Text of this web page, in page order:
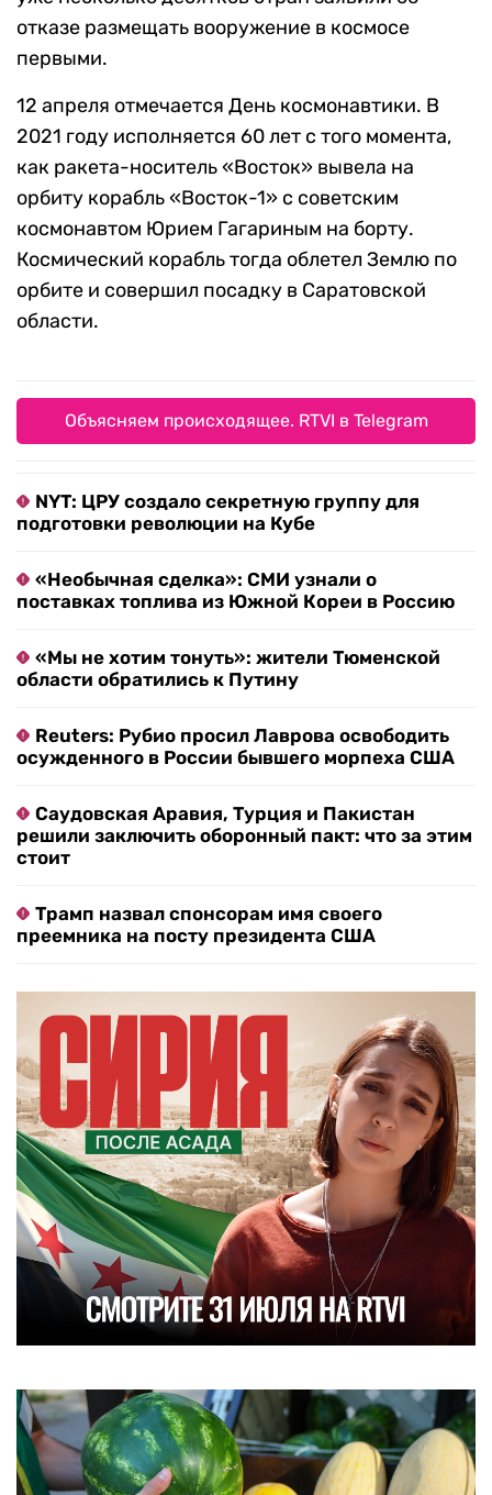
отказе размещать вооружение в космосе
первыми.
12 апреля отмечается День космонавтики. В
2021 году исполняется 60 лет с того момента,
как ракета-носитель «Восток» вывела на
орбиту корабль «Восток-1» с советским
космонавтом Юрием Гагариным на борту.
Космический корабль тогда облетел Землю по
орбите и совершил посадку в Саратовской
области.
Объясняем происходящее. RTVI в Telegram
NYT: ЦРУ создало секретную группу для
подготовки революции на Кубе
«Необычная сделка»: СМИ узнали о
поставках топлива из Южной Кореи в Россию
«Мы не хотим тонуть»: жители Тюменской
области обратились к Путину
Reuters: Рубио просил Лаврова освободить
осужденного в России бывшего морпеха США
Саудовская Аравия, Турция и Пакистан
решили заключить оборонный пакт: что за этим
стоит
Трамп назвал спонсорам имя своего
преемника на посту президента США